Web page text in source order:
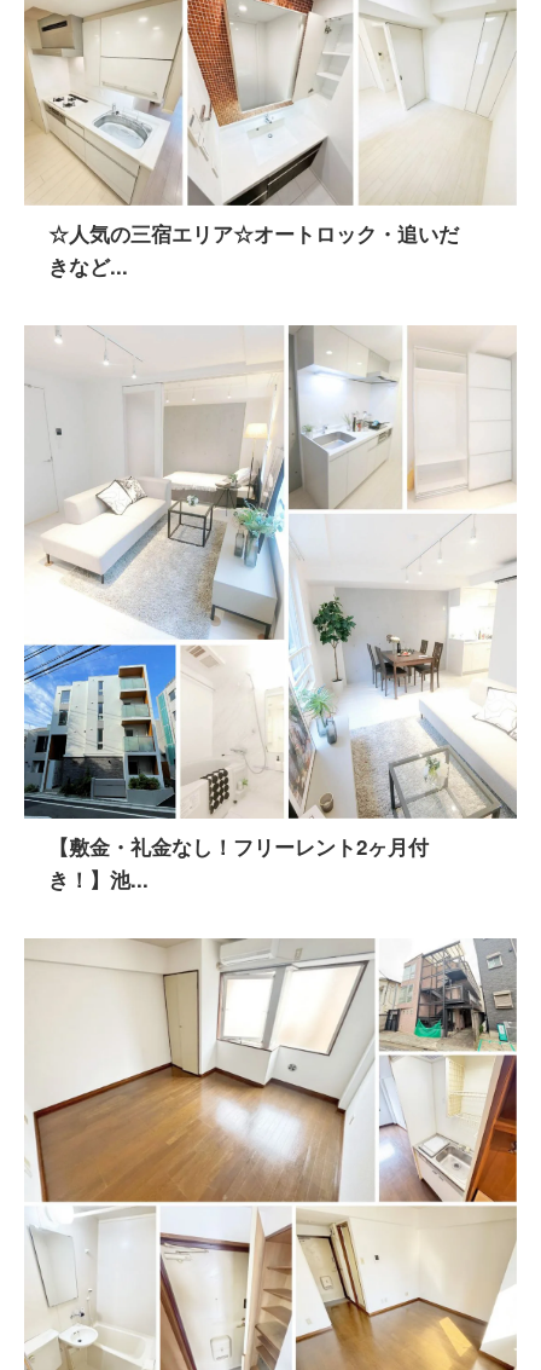
☆人気の三宿エリア☆オートロック・追いだ
きなど...
【敷金・礼金なし！フリーレント2ヶ月付
き！】池...